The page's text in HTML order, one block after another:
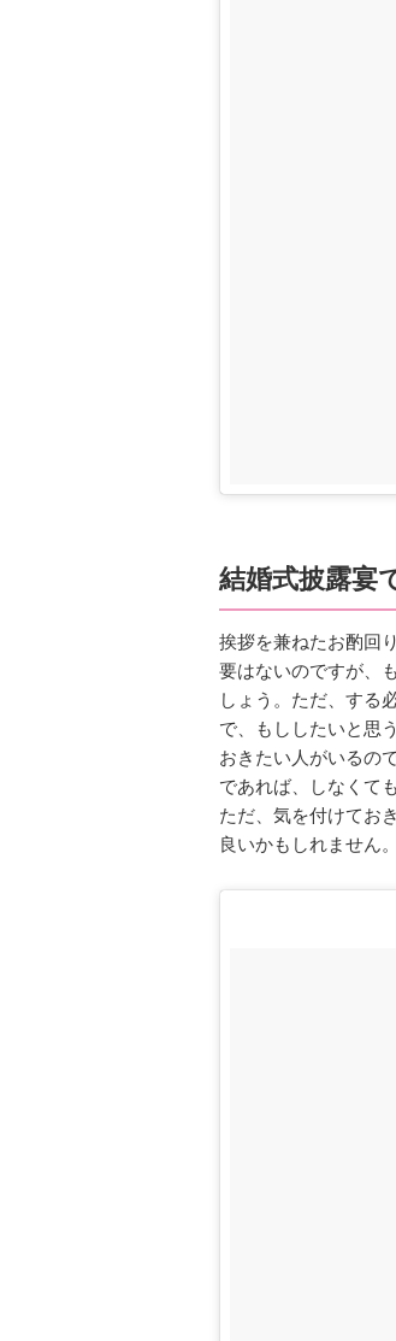
結婚式披露宴
挨拶を兼ねたお酌回
要はないのですが、
しょう。ただ、する
で、もししたいと思
おきたい人がいるの
であれば、しなくて
ただ、気を付けてお
良いかもしれません